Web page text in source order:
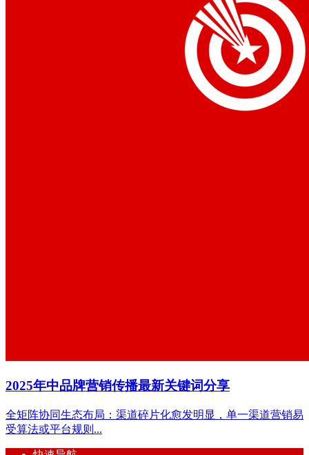
​2025年中品牌营销传播最新关键词分享
全矩阵协同生态布局：渠道碎片化愈发明显，单一渠道营销易
受算法或平台规则...